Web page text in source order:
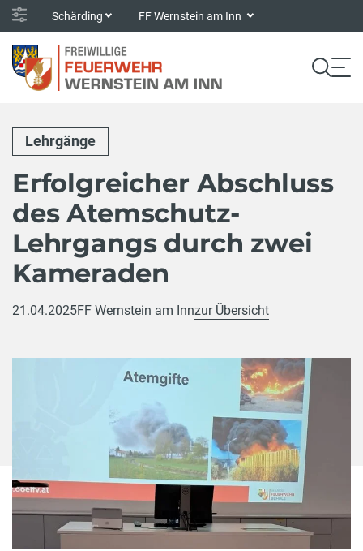
Schärding FF Wernstein am Inn
Lehrgänge
Erfolgreicher Abschluss
des Atemschutz-
Lehrgangs durch zwei
Kameraden
21.04.2025FF Wernstein am Innzur Übersicht